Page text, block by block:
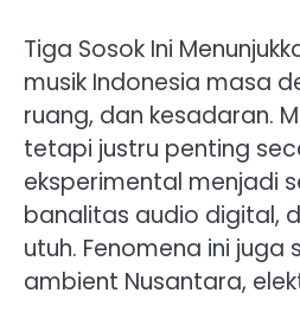
Tiga Sosok Ini
musik Indonesia masa
ruang, dan kesadaran.
tetapi justru penting
eksperimental menjadi
banalitas audio digital,
utuh. Fenomena ini
ambient Nusantara,